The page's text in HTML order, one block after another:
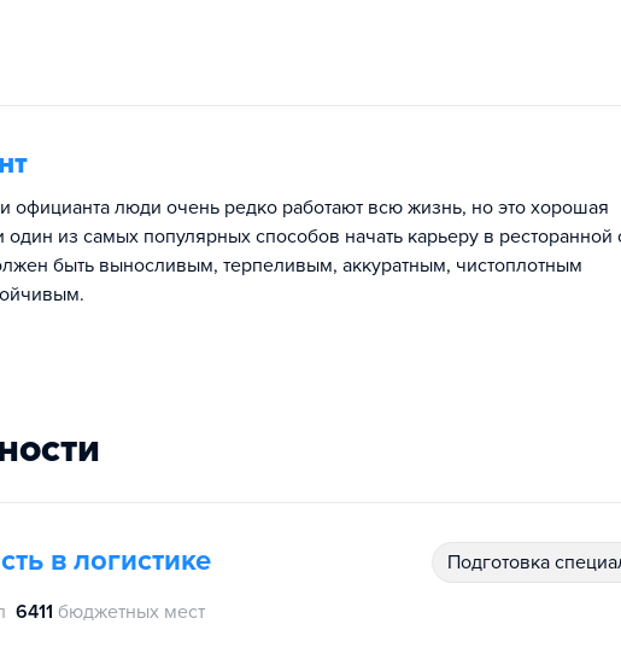
официанта люди очень редко работают всю жизнь, но это хорошая
один из самых популярных способов начать карьеру в ресторанной
быть выносливым, терпеливым, аккуратным, чистоплотным
в логистике подготовка
6411 бюджетных мест